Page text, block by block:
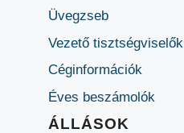
Üvegzseb
Vezető tisztségviselők
Céginformációk
Éves beszámolók
ÁLLÁSOK